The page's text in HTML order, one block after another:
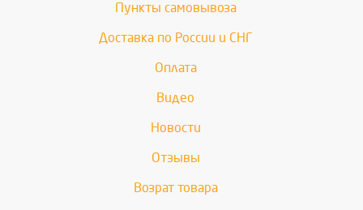
Пункты самовывоза
Доставка по России и СНГ
Оплата
Видео
Новости
Отзывы
Возрат товара